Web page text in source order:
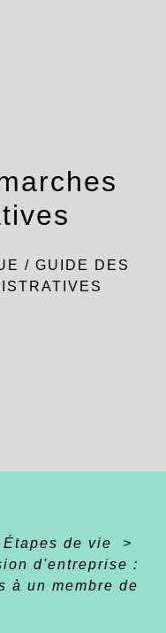
/ GUIDE DES
Étapes de vie
>
d'entreprise :
à un membre de